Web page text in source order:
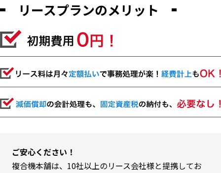
リースプランのメリット
ご安心ください！
複合機本舗は、10社以上のリース会社様と提携してお